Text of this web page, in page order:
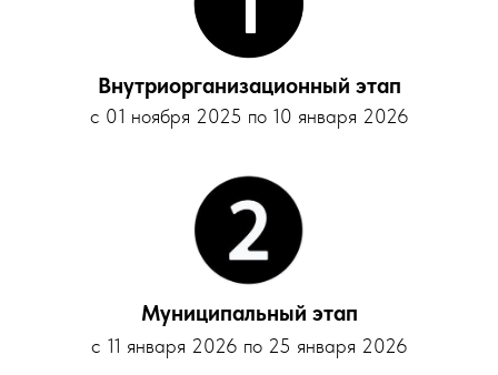
Внутриорганизационный этап
с 01 ноября 2025 по 10 января 2026
Муниципальный этап
с 11 января 2026 по 25 января 2026